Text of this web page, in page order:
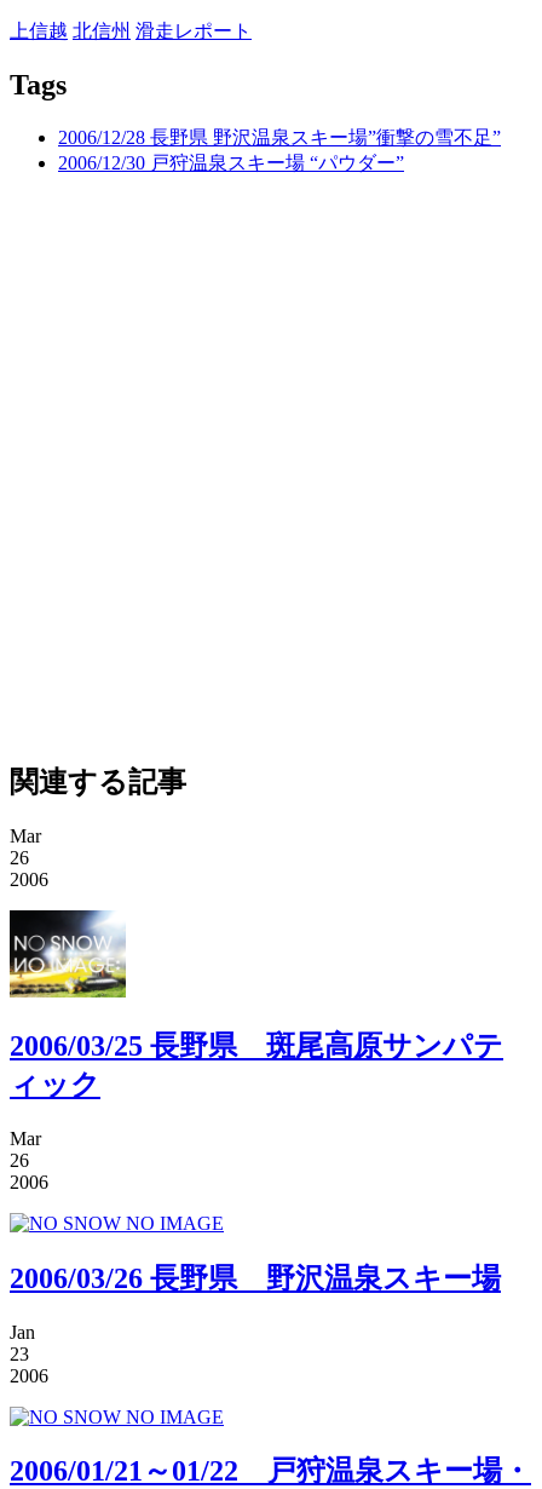
上信越 北信州 滑走レポート
Tags
2006/12/28 長野県 野沢温泉スキー場”衝撃の雪不足”
2006/12/30 戸狩温泉スキー場 “パウダー”
関連する記事
Mar
26
2006
2006/03/25 長野県 斑尾高原サンパテ
ィック
Mar
26
2006
2006/03/26 長野県 野沢温泉スキー場
Jan
23
2006
2006/01/21～01/22 戸狩温泉スキー場・